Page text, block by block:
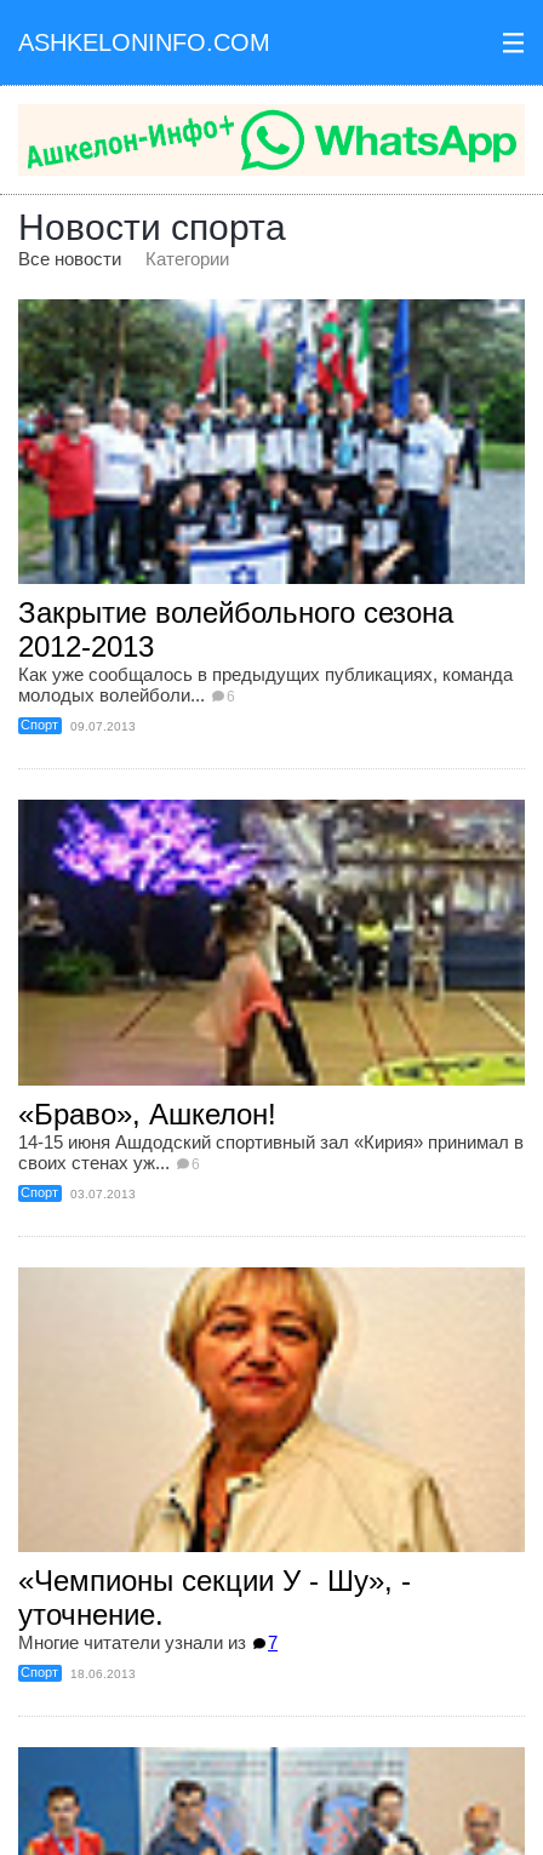
ASHKELONINFO.COM III
Новости спорта
Все новости Категории
Закрытие волейбольного сезона
2012-2013
Как уже сообщалось в предыдущих публикациях, команда
молодых волейболи...
6
Спорт 09.07.2013
«Браво», Ашкелон!
14-15 июня Ашдодский спортивный зал «Кирия» принимал в
своих стенах уж...
6
Спорт 03.07.2013
«Чемпионы секции У - Шу», -
уточнение.
Многие читатели узнали из 7
Спорт 18.06.2013